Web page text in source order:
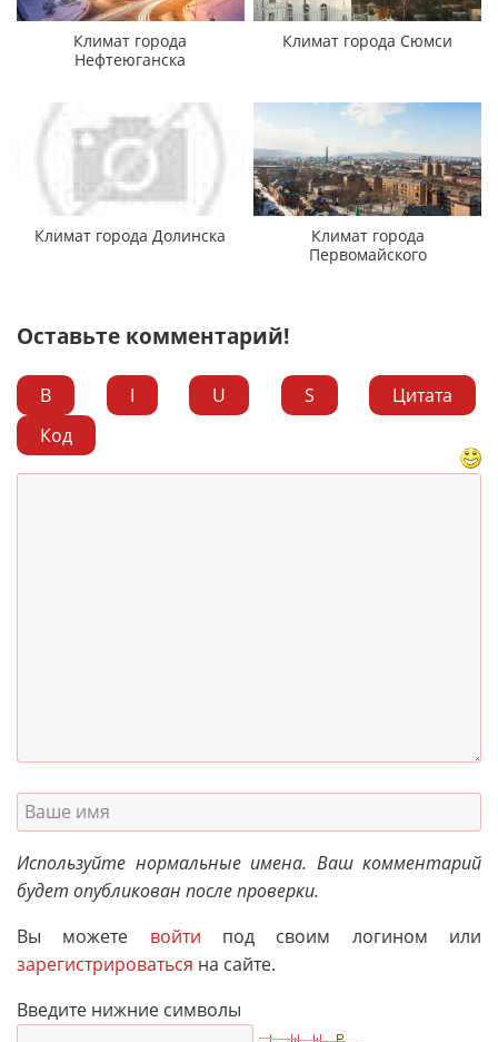
Климат города
Нефтеюганска
Климат города Сюмси
Климат города Долинска
Климат города
Первомайского
Оставьте комментарий!
B I U S
Цитата
Код
Используйте нормальные имена. Ваш комментарий
будет опубликован после проверки.
Вы можете войти под своим логином или
зарегистрироваться на сайте.
Введите нижние символы